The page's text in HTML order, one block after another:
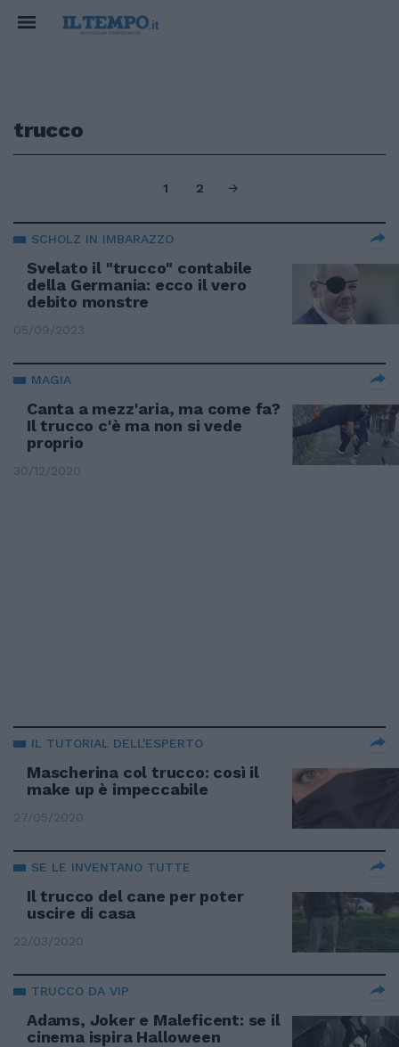
trucco
1 2
SCHOLZ IN IMBARAZZO
Svelato il "trucco" contabile
della Germania: ecco il vero
debito monstre
05/09/2023
MAGIA
Canta a mezz'aria, ma come fa?
Il trucco c'è ma non si vede
proprio
30/12/2020
IL TUTORIAL DELL'ESPERTO
Mascherina col trucco: così il
make up è impeccabile
27/05/2020
SE LE INVENTANO TUTTE
Il trucco del cane per poter
uscire di casa
22/03/2020
TRUCCO DA VIP
Adams, Joker e Maleficent: se il
cinema ispira Halloween